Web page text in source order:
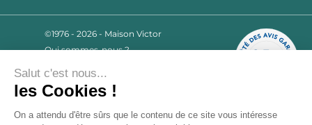
9.7
©1976 - 2026 - Maison Victor
Qui sommes-nous ?
Politique de confidentialité
FAQ
Salut c'est nous...
les Cookies !
On a attendu d'être sûrs que le contenu de ce site vous intéresse